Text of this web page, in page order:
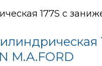
177S с
M.A.FORD